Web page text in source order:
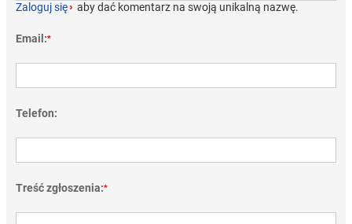
Zaloguj się› aby dać komentarz na swoją unikalną nazwę.
Email:*
Telefon:
Treść zgłoszenia:*